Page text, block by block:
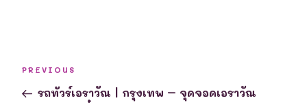
Previous
Post
PREVIOUS
รถทัวร์เอราวัณ | กรุงเทพ – จุดจอดเอราวัณ